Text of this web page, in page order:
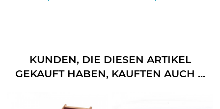
KUNDEN, DIE DIESEN ARTIKEL
GEKAUFT HABEN, KAUFTEN AUCH ...